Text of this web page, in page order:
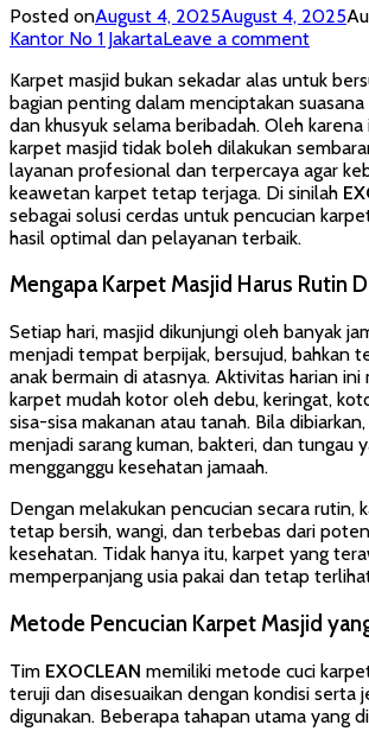
Posted onAugust 4, 2025August 4, 2025
Kantor No 1 JakartaLeave a comment
Karpet masjid bukan sekadar alas untuk
bagian penting dalam menciptakan suasana
dan khusyuk selama beribadah. Oleh
karpet masjid tidak boleh dilakukan
layanan profesional dan terpercaya agar
keawetan karpet tetap terjaga. Di sinilah
sebagai solusi cerdas untuk pencucian
hasil optimal dan pelayanan terbaik.
Mengapa Karpet Masjid Harus Rutin
Setiap hari, masjid dikunjungi oleh banyak
menjadi tempat berpijak, bersujud, bahkan
anak bermain di atasnya. Aktivitas harian
karpet mudah kotor oleh debu, keringat,
sisa-sisa makanan atau tanah. Bila
menjadi sarang kuman, bakteri, dan tungau
mengganggu kesehatan jamaah.
Dengan melakukan pencucian secara rutin,
tetap bersih, wangi, dan terbebas dari
kesehatan. Tidak hanya itu, karpet yang
memperpanjang usia pakai dan tetap
Metode Pencucian Karpet Masjid
Tim EXOCLEAN memiliki metode cuci
teruji dan disesuaikan dengan kondisi serta
digunakan. Beberapa tahapan utama yang